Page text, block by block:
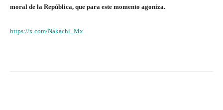
moral de la República, que para este momento agoniza.
https://x.com/Nakachi_Mx